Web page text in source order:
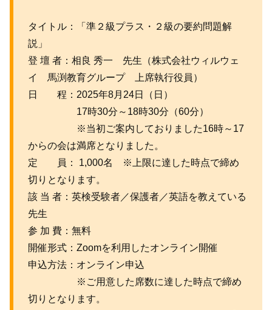
タイトル：「準２級プラス・２級の要約問題解
説」
登 壇 者：相良 秀一 先生（株式会社ウィルウェ
イ 馬渕教育グループ 上席執行役員）
日 程：2025年8月24日（日）
17時30分～18時30分（60分）
※当初ご案内しておりました16時～17
からの会は満席となりました。
定 員： 1,000名 ※上限に達した時点で締め
切りとなります。
該 当 者：英検受験者／保護者／英語を教えている
先生
参 加 費：無料
開催形式：Zoomを利用したオンライン開催
申込方法：オンライン申込
※ご用意した席数に達した時点で締め
切りとなります。